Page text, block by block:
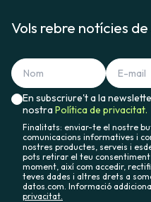
Vols rebre notícies
En subscriure't a la
nostraPolítica de privacitat.
Finalitats: enviar-te el nostre
comunicacions informatives i
nostres productes, serveis i
pots retirar el teu consentiment
moment, així com accedir,
teves dades i altres drets a
datos.com. Informació
privacitat.